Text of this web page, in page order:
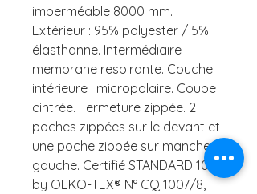
imperméable 8000 mm.
Extérieur : 95% polyester / 5%
élasthanne. Intermédiaire :
membrane respirante. Couche
intérieure : micropolaire. Coupe
cintrée. Fermeture zippée. 2
poches zippées sur le devant et
une poche zippée sur manche
gauche. Certifié STANDARD 100
by OEKO-TEX® N° CQ 1007/8,